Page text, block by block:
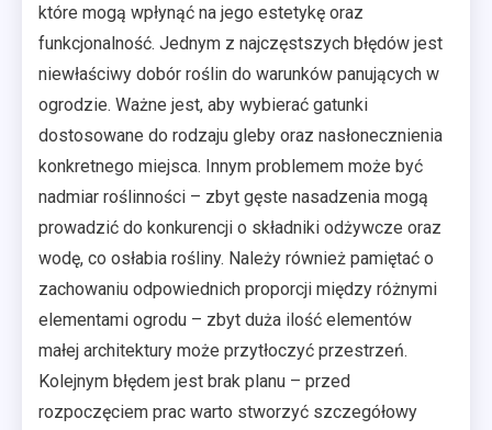
które mogą wpłynąć na jego estetykę oraz
funkcjonalność. Jednym z najczęstszych błędów jest
niewłaściwy dobór roślin do warunków panujących w
ogrodzie. Ważne jest, aby wybierać gatunki
dostosowane do rodzaju gleby oraz nasłonecznienia
konkretnego miejsca. Innym problemem może być
nadmiar roślinności – zbyt gęste nasadzenia mogą
prowadzić do konkurencji o składniki odżywcze oraz
wodę, co osłabia rośliny. Należy również pamiętać o
zachowaniu odpowiednich proporcji między różnymi
elementami ogrodu – zbyt duża ilość elementów
małej architektury może przytłoczyć przestrzeń.
Kolejnym błędem jest brak planu – przed
rozpoczęciem prac warto stworzyć szczegółowy